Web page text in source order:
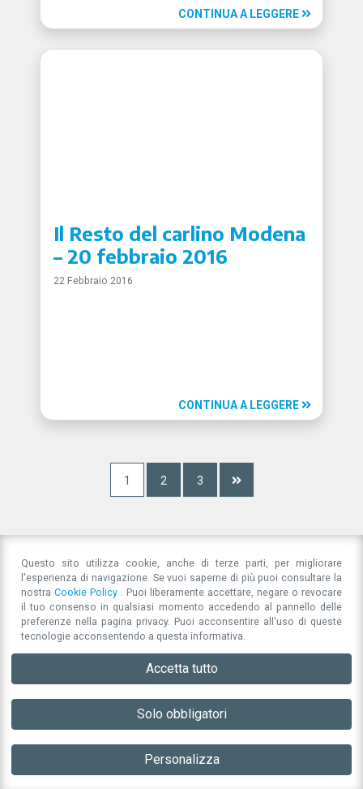
CONTINUA A LEGGERE
Il Resto del carlino Modena
– 20 febbraio 2016
22 Febbraio 2016
CONTINUA A LEGGERE
1 2 3 
Strada San Cataldo 9741123Modena
direttivo@associazioneperlarsi.it P.IVA 03596270367
Privacy Policy
Questo sito utilizza cookie, anche di terze parti, per migliorare
l'esperienza di navigazione. Se vuoi saperne di più puoi consultare la
nostraCookie Policy
. Puoi liberamente accettare, negare o revocare
il tuo consenso in qualsiasi momento accedendo al pannello delle
preferenze nella pagina privacy. Puoi acconsentire all'uso di queste
tecnologie acconsentendo a questa informativa.
Accetta tutto
Solo obbligatori
Personalizza